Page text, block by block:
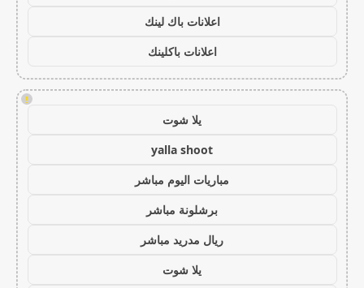
اعلانات باك لينك
اعلانات باكلينك
!
يلا شوت
yalla shoot
مباريات اليوم مباشر
برشلونة مباشر
ريال مدريد مباشر
يلا شوت